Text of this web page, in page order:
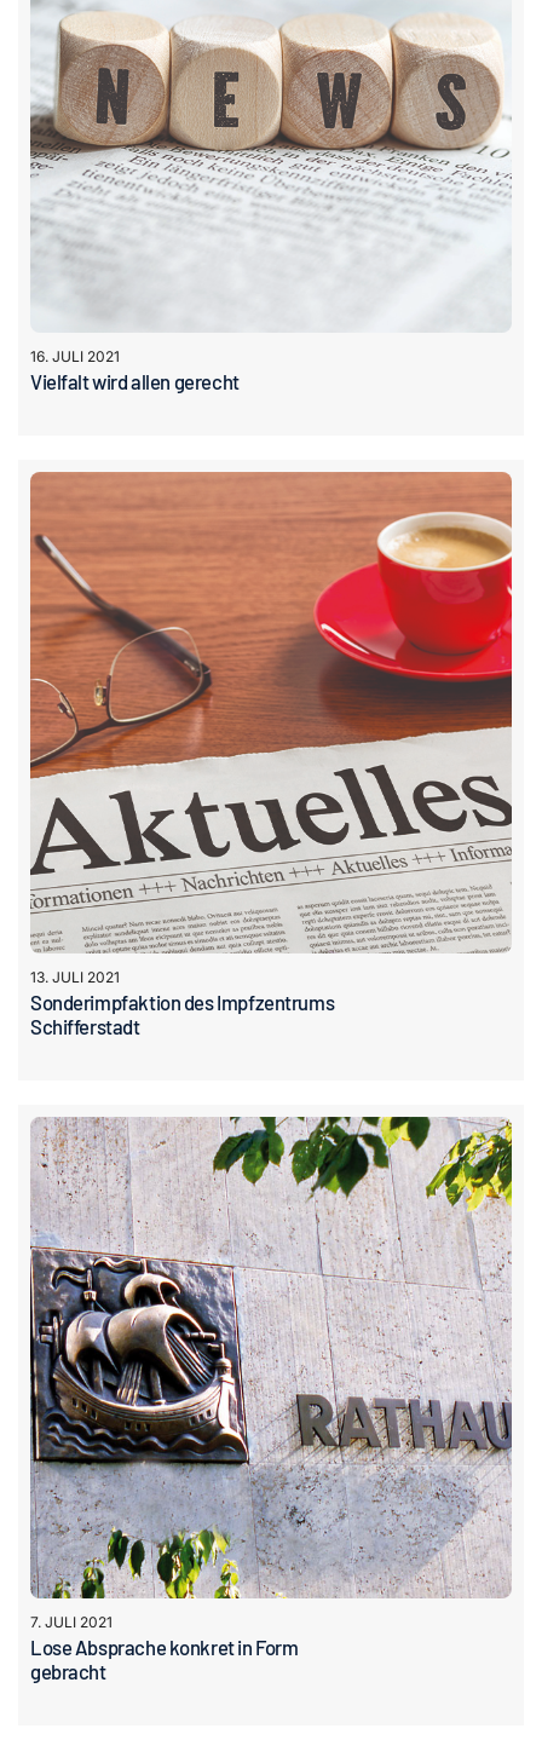
16. JULI 2021
Vielfalt wird allen gerecht
13. JULI 2021
Sonderimpfaktion des Impfzentrums
Schifferstadt
7. JULI 2021
Lose Absprache konkret in Form
gebracht